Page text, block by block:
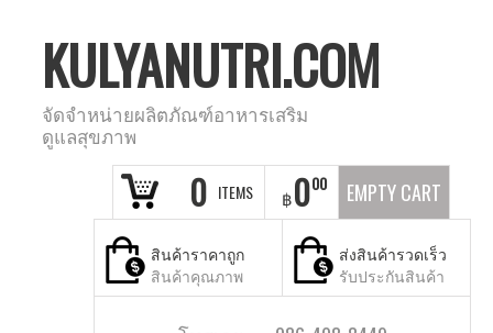
KULYANUTRI.COM
จัดจำหน่ายผลิตภัณฑ์อาหารเสริม
ดูแลสุขภาพ
0 ITEMS ฿000 EMPTY CART
สินค้าราคาถูก
สินค้าคุณภาพ
ส่งสินค้ารวดเร็ว
รับประกันสินค้า